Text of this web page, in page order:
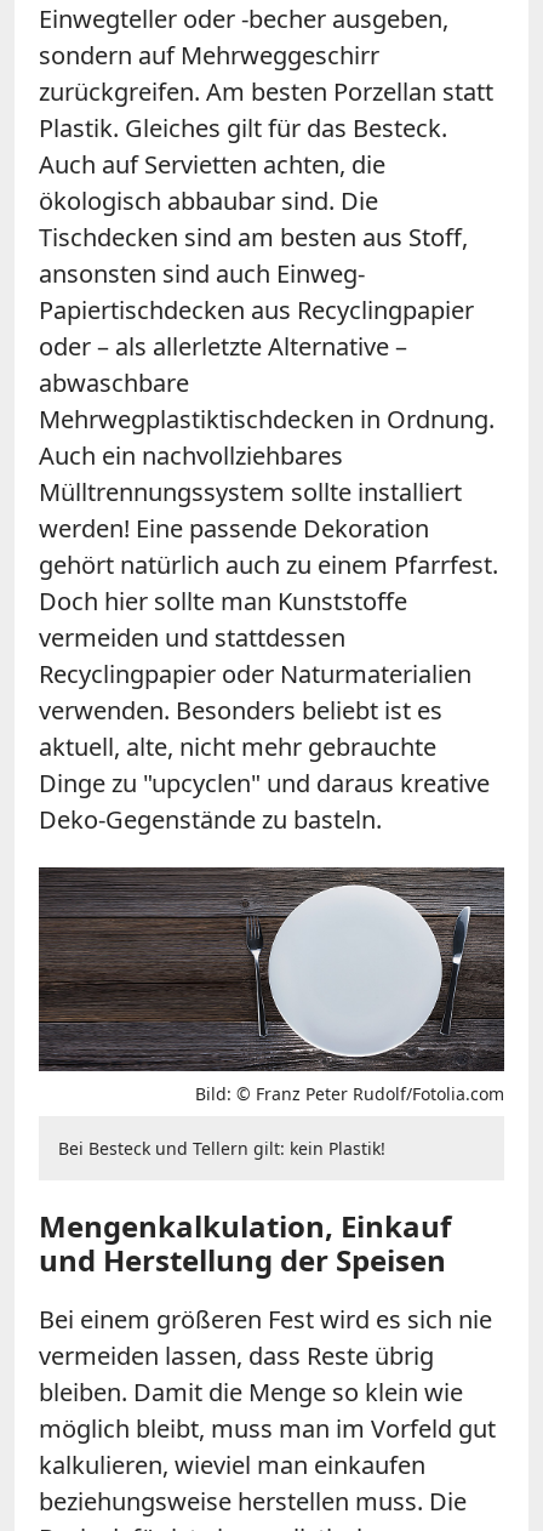
Einwegteller oder -becher ausgeben,
sondern auf Mehrweggeschirr
zurückgreifen. Am besten Porzellan statt
Plastik. Gleiches gilt für das Besteck.
Auch auf Servietten achten, die
ökologisch abbaubar sind. Die
Tischdecken sind am besten aus Stoff,
ansonsten sind auch Einweg-
Papiertischdecken aus Recyclingpapier
oder – als allerletzte Alternative –
abwaschbare
Mehrwegplastiktischdecken in Ordnung.
Auch ein nachvollziehbares
Mülltrennungssystem sollte installiert
werden! Eine passende Dekoration
gehört natürlich auch zu einem Pfarrfest.
Doch hier sollte man Kunststoffe
vermeiden und stattdessen
Recyclingpapier oder Naturmaterialien
verwenden. Besonders beliebt ist es
aktuell, alte, nicht mehr gebrauchte
Dinge zu "upcyclen" und daraus kreative
Deko-Gegenstände zu basteln.
Bild: © Franz Peter Rudolf/Fotolia.com
Bei Besteck und Tellern gilt: kein Plastik!
Mengenkalkulation, Einkauf
und Herstellung der Speisen
Bei einem größeren Fest wird es sich nie
vermeiden lassen, dass Reste übrig
bleiben. Damit die Menge so klein wie
möglich bleibt, muss man im Vorfeld gut
kalkulieren, wieviel man einkaufen
beziehungsweise herstellen muss. Die